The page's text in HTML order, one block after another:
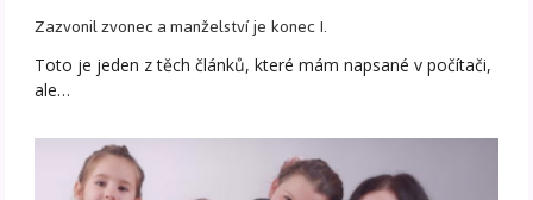
Zazvonil zvonec a manželství je konec I.
Toto je jeden z těch článků, které mám napsané v počítači,
ale…